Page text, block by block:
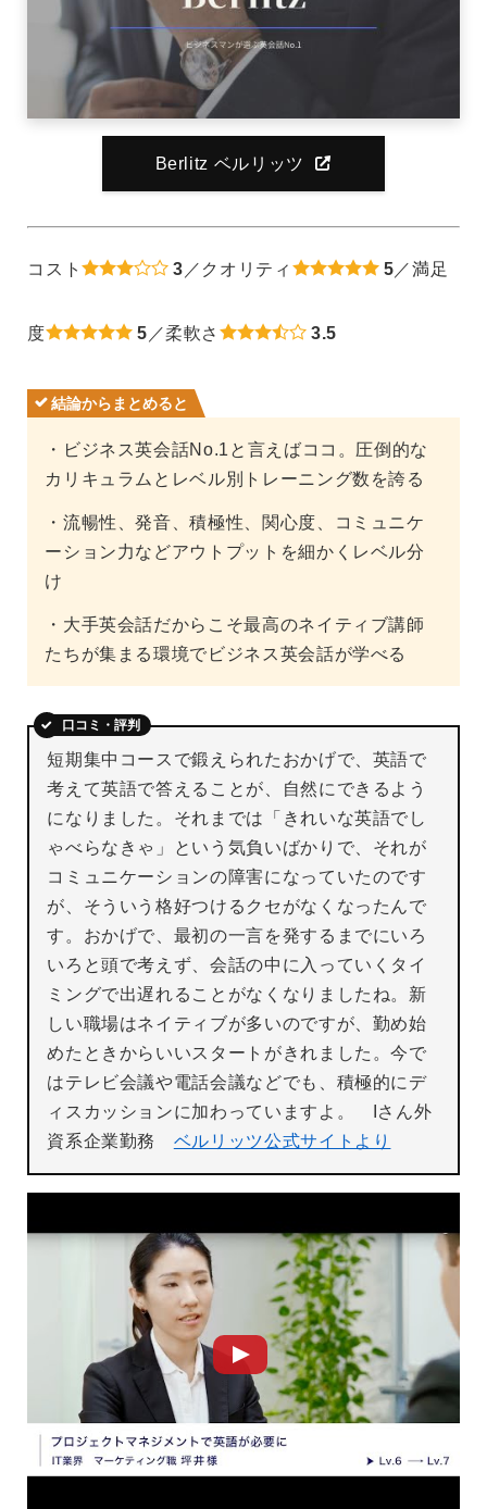
Berlitz ベルリッツ
コスト 3 ／クオリティ 5／満足
度 5 ／柔軟さ 3.5
結論からまとめると
・ビジネス英会話No.1と言えばココ。圧倒的な
カリキュラムとレベル別トレーニング数を誇る
・流暢性、発音、積極性、関心度、コミュニケ
ーション力などアウトプットを細かくレベル分
け
・大手英会話だからこそ最高のネイティブ講師
たちが集まる環境でビジネス英会話が学べる
口コミ・評判
短期集中コースで鍛えられたおかげで、英語で
考えて英語で答えることが、自然にできるよう
になりました。それまでは「きれいな英語でし
ゃべらなきゃ」という気負いばかりで、それが
コミュニケーションの障害になっていたのです
が、そういう格好つけるクセがなくなったんで
す。おかげで、最初の一言を発するまでにいろ
いろと頭で考えず、会話の中に入っていくタイ
ミングで出遅れることがなくなりましたね。新
しい職場はネイティブが多いのですが、勤め始
めたときからいいスタートがきれました。今で
はテレビ会議や電話会議などでも、積極的にデ
ィスカッションに加わっていますよ。 Iさん外
資系企業勤務 ベルリッツ公式サイトより